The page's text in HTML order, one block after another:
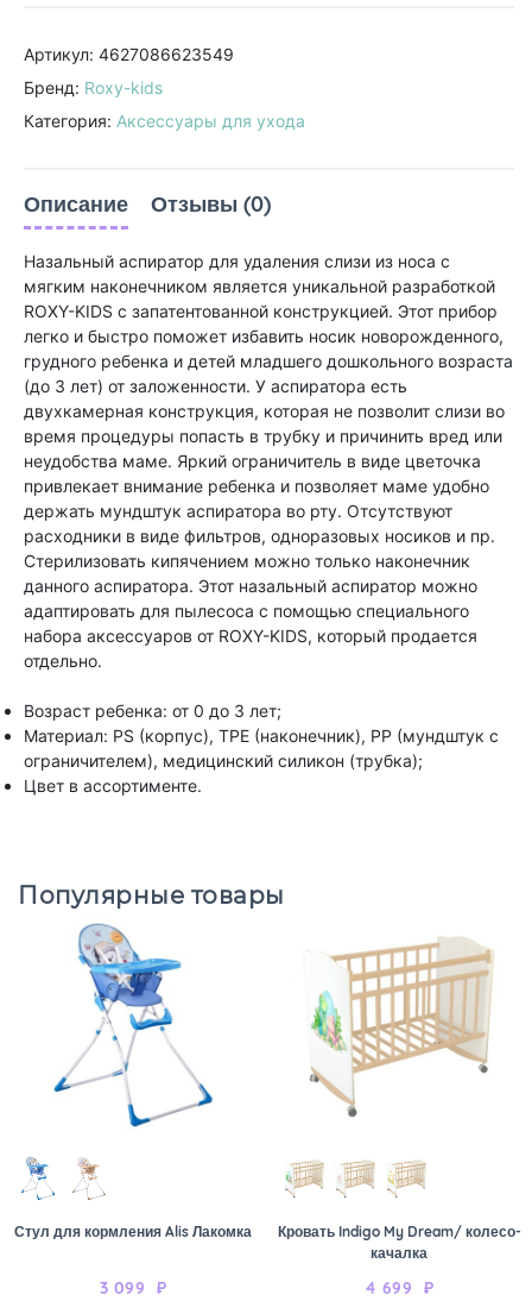
Артикул: 4627086623549
Бренд: Roxy-kids
Категория: Аксессуары для ухода
Описание Отзывы (0)
Назальный аспиратор для удаления слизи из носа с
мягким наконечником является уникальной разработкой
ROXY-KIDS с запатентованной конструкцией. Этот прибор
легко и быстро поможет избавить носик новорожденного,
грудного ребенка и детей младшего дошкольного возраста
(до 3 лет) от заложенности. У аспиратора есть
двухкамерная конструкция, которая не позволит слизи во
время процедуры попасть в трубку и причинить вред или
неудобства маме. Яркий ограничитель в виде цветочка
привлекает внимание ребенка и позволяет маме удобно
держать мундштук аспиратора во рту. Отсутствуют
расходники в виде фильтров, одноразовых носиков и пр.
Стерилизовать кипячением можно только наконечник
данного аспиратора. Этот назальный аспиратор можно
адаптировать для пылесоса с помощью специального
набора аксессуаров от ROXY-KIDS, который продается
отдельно.
Возраст ребенка: от 0 до 3 лет;
Материал: PS (корпус), TPE (наконечник), PP (мундштук с
ограничителем), медицинский силикон (трубка);
Цвет в ассортименте.
Популярные товары
Стул для кормления Alis Лакомка
3 099 ₽
Кровать Indigo My Dream/ колесо-
качалка
4 699 ₽